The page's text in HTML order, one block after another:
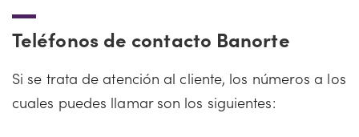
Teléfonos de contacto Banorte
Si se trata de atención al cliente, los números a los
cuales puedes llamar son los siguientes: